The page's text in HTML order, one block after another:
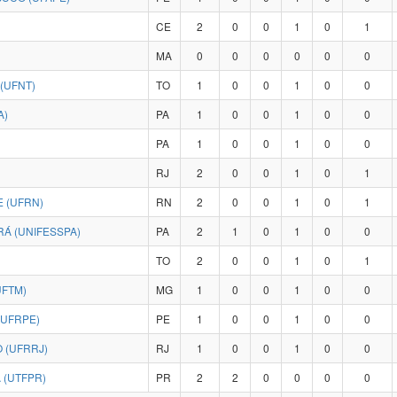
CE
2 0 0 1 0
1
MA
0 0 0 0 0
0
TO 1 0 0 1 0
0
PA 1 0 0 1 0
0
PA
1 0 0 1 0
0
RJ
2 0 0 1 0
1
(UFRN)
RN 2 0 0 1 0
1
(UNIFESSPA)
PA 2 1 0 1 0
0
TO
2 0 0 1 0
1
MG 1 0 0 1 0
0
PE 1 0 0 1 0
0
(UFRRJ)
RJ 1 0 0 1 0
0
PR 2 2 0 0 0 0